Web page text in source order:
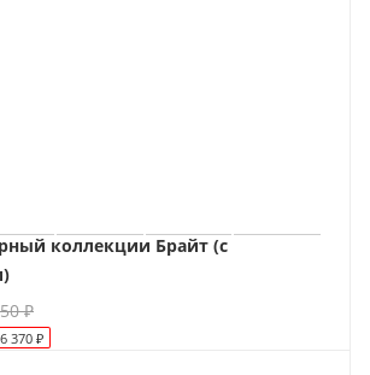
коллекции Брайт (с
₽
6 370 ₽